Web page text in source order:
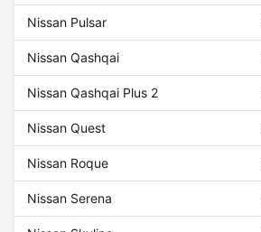
Nissan Pulsar
Nissan Qashqai
Nissan Qashqai Plus 2
Nissan Quest
Nissan Roque
Nissan Serena